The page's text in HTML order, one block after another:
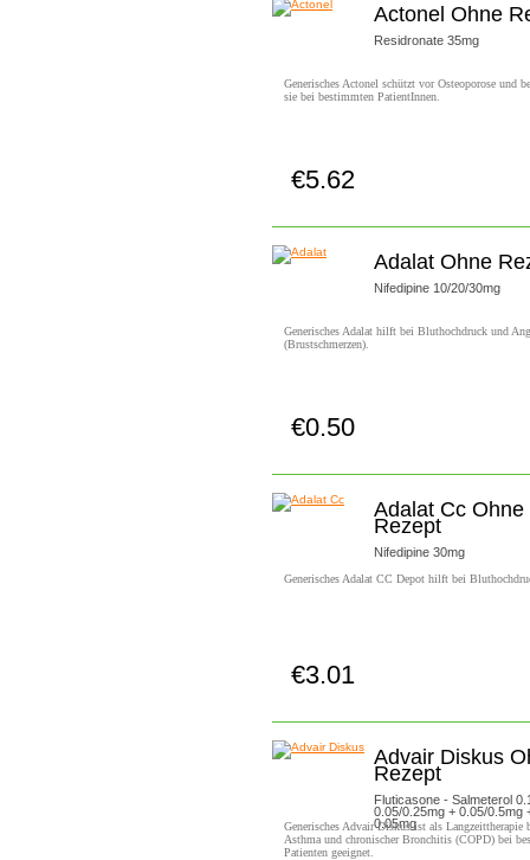
Actonel Ohne
Residronate 35mg
Generisches Actonel schützt vor Osteoporose und
sie bei bestimmten PatientInnen.
€5.62
Adalat Ohne
Nifedipine 10/20/30mg
Generisches Adalat hilft bei Bluthochdruck und
(Brustschmerzen).
€0.50
Adalat Cc Ohne
Rezept
Nifedipine 30mg
Generisches Adalat CC Depot hilft bei
€3.01
Advair Diskus
Rezept
Fluticasone - Salmeterol
0.05/0.25mg + 0.05/0.5mg
0.05mg
Generisches Advair Diskus ist als Langzeittherapie
Asthma und chronischer Bronchitis (COPD) bei
Patienten geeignet.